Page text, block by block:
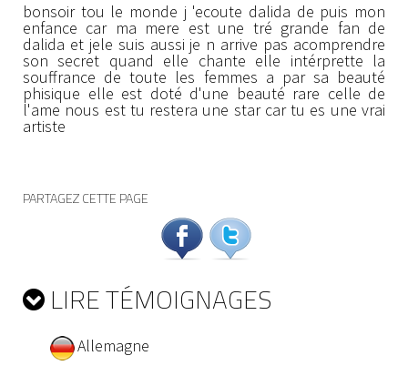
bonsoir tou le monde j 'ecoute dalida de puis mon
enfance car ma mere est une tré grande fan de
dalida et jele suis aussi je n arrive pas acomprendre
son secret quand elle chante elle intérprette la
souffrance de toute les femmes a par sa beauté
phisique elle est doté d'une beauté rare celle de
l'ame nous est tu restera une star car tu es une vrai
artiste
PARTAGEZ CETTE PAGE
LIRE TÉMOIGNAGES
Allemagne